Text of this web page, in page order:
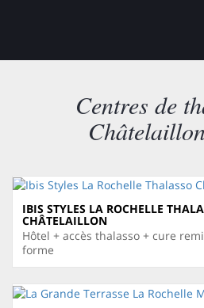
Centres de
IBIS STYLES LA ROCHELLE
CHÂTELAILLON
Hôtel + accès thalasso + cure
forme